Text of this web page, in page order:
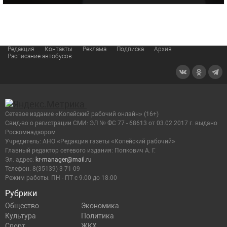
Редакция Контакты Реклама Подписка
Архив
Расписание автобусов
Рубрики
Общество
Экономика
Культура
Политика
Сетевое издание «Копейский рабочий онлайн» (16+)
Cвид-во о регистрации СМИ: ЭЛ № ФС 77 - 68613 от 03.02.2017 г. выдано
Роскомнадзором
Учредитель: АНО «Редакция газеты «Копейский рабочий»
Главный редактор сетевого издания: Попкович А. Г.
Эл. адрес: kr-manager@mail.ru
Телефон: 8(35139) 3-71-09
Режим работы: ПН - ПТ с 9:00 до 18:00